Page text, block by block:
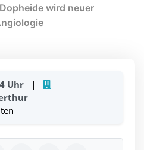
wird neuer
Uhr
|